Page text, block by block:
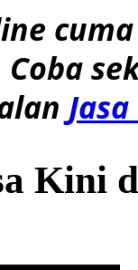
Kini